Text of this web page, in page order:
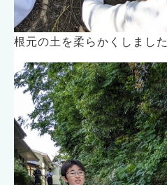
根元の土を柔らかくしました